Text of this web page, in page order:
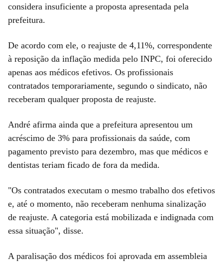
considera insuficiente a proposta apresentada pela
prefeitura.
De acordo com ele, o reajuste de 4,11%, correspondente
à reposição da inflação medida pelo INPC, foi oferecido
apenas aos médicos efetivos. Os profissionais
contratados temporariamente, segundo o sindicato, não
receberam qualquer proposta de reajuste.
André afirma ainda que a prefeitura apresentou um
acréscimo de 3% para profissionais da saúde, com
pagamento previsto para dezembro, mas que médicos e
dentistas teriam ficado de fora da medida.
"Os contratados executam o mesmo trabalho dos efetivos
e, até o momento, não receberam nenhuma sinalização
de reajuste. A categoria está mobilizada e indignada com
essa situação", disse.
A paralisação dos médicos foi aprovada em assembleia